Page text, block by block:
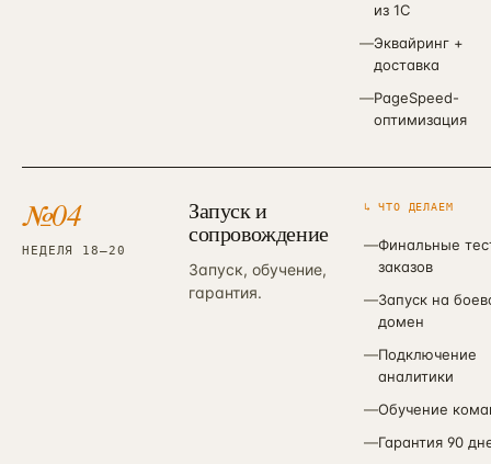
из 1С
—Эквайринг +
доставка
—PageSpeed-
оптимизация
№04
НЕДЕЛЯ 18–20
Запуск и
сопровождение
Запуск, обучение,
гарантия.
↳ ЧТО ДЕЛАЕМ
—Финальные
заказов
—Запуск на
домен
—Подключение
аналитики
—Обучение
—Гарантия 90